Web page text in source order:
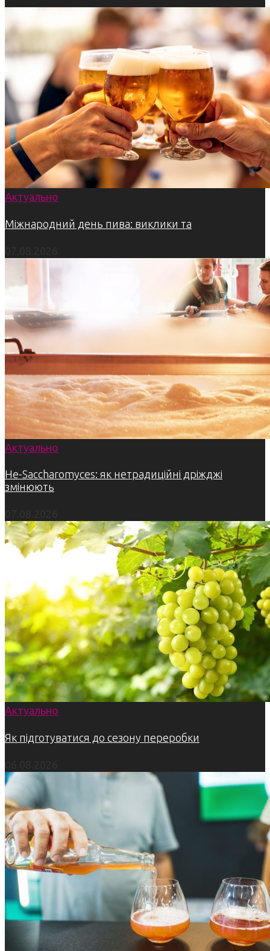
Актуально
Міжнародний день пива: виклики та
Актуально
Не-Saccharomyces: як нетрадиційні дріжджі
змінюють
Актуально
Як підготуватися до сезону переробки